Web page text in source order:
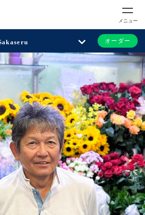
メニュー
オーダー
Next